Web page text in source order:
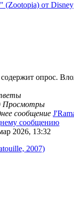
(Zootopia) от Disney
опрос.
Просмотры
сообщение
сообщению
2026, 13:32
2007)